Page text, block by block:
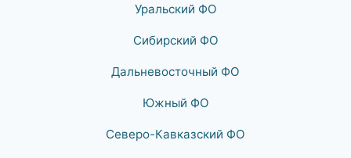
Уральский ФО
Сибирский ФО
Дальневосточный ФО
Южный ФО
Северо-Кавказский ФО